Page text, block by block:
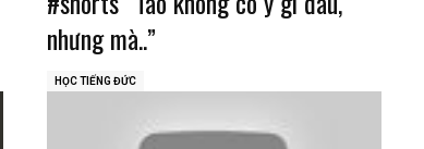
nhưng mà..”
HỌC TIẾNG ĐỨC